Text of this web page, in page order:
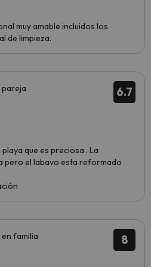
muy amable incluidos los
de limpieza.
6.7
que es preciosa . La
pero el labavo esta reformado
8
familia